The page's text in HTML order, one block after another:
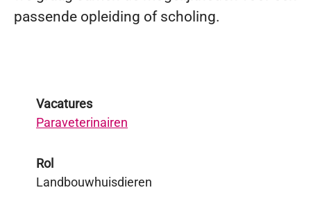
passende opleiding of scholing.
Vacatures
Paraveterinairen
Rol
Landbouwhuisdieren